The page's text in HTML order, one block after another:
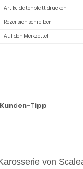
Artikeldatenblatt drucken
Rezension schreiben
Kunden-Tipp
von